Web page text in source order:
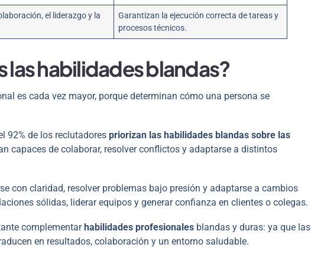
el liderazgo y la
Garantizan la ejecución correcta de tareas y
procesos técnicos.
las habilidades blandas?
es cada vez mayor, porque determinan cómo una persona se
92% de los reclutadores priorizan las habilidades blandas sobre las
capaces de colaborar, resolver conflictos y adaptarse a distintos
con claridad, resolver problemas bajo presión y adaptarse a cambios
sólidas, liderar equipos y generar confianza en clientes o colegas.
complementarhabilidades profesionales blandas y duras: ya que las
en resultados, colaboración y un entorno saludable.